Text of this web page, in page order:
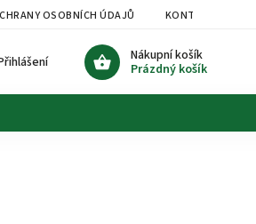
OSOBNÍCH ÚDAJŮ KONTAKTY
Nákupní košík
Prázdný košík